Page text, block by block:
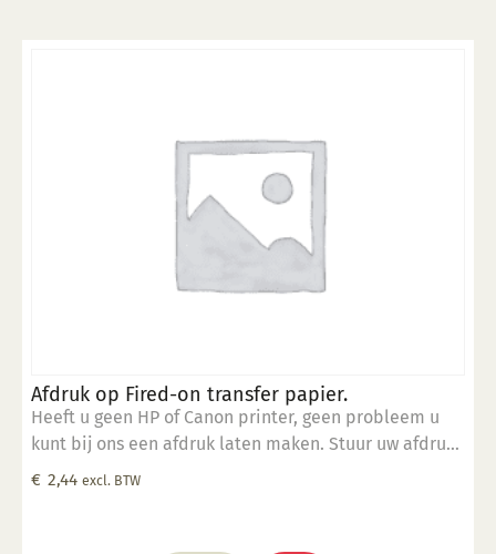
Afdruk op Fired-on transfer papier.
Heeft u geen HP of Canon printer, geen probleem u
kunt bij ons een afdruk laten maken. Stuur uw afdruk
in pdf formaat naar ons email adres en bestel dit
€ 2,44 excl. BTW